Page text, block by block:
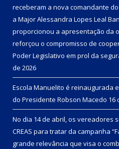
receberam a nova comandante
a Major Alessandra Lopes Leal
proporcionou a apresentação da
reforçou o compromisso de
Poder Legislativo em prol da
de 2026
Escola Manuelito é reinaugurada
do Presidente Robson Macedo 16
No dia 14 de abril, os vereadores
CREAS para tratar da campanha
grande relevância que visa o